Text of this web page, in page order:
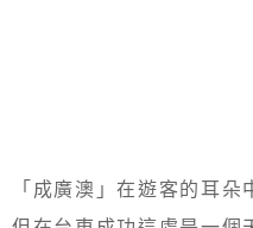
「成廣澳」在遊客的耳